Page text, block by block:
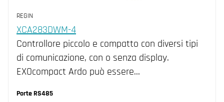
REGIN
XCA283DWM-4
Controllore piccolo e compatto con diversi tipi
di comunicazione, con o senza display.
EXOcompact Ardo può essere…
Porte RS485